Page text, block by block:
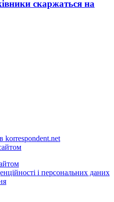
скаржаться на
korrespondent.net
і персональних даних